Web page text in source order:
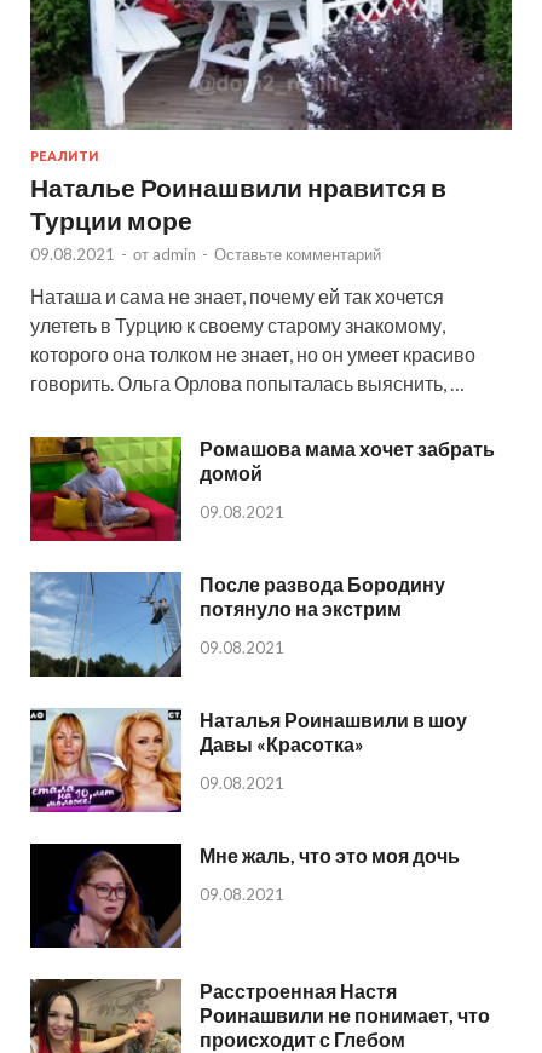
РЕАЛИТИ
Наталье Роинашвили нравится в
Турции море
09.08.2021 - от admin - Оставьте комментарий
Наташа и сама не знает, почему ей так хочется
улететь в Турцию к своему старому знакомому,
которого она толком не знает, но он умеет красиво
говорить. Ольга Орлова попыталась выяснить, …
Ромашова мама хочет забрать
домой
09.08.2021
После развода Бородину
потянуло на экстрим
09.08.2021
Наталья Роинашвили в шоу
Давы «Красотка»
09.08.2021
Мне жаль, что это моя дочь
09.08.2021
Расстроенная Настя
Роинашвили не понимает, что
происходит с Глебом